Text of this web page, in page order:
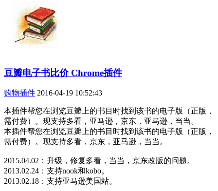
豆瓣电子书比价 Chrome插件
购物插件 2016-04-19 10:52:43
本插件帮您在浏览豆瓣上的书目时找到该书的电子版（正版，
需付费）。现支持多看，亚马逊，京东，亚马逊，当当。
本插件帮您在浏览豆瓣上的书目时找到该书的电子版（正版，
需付费）。现支持多看，京东，亚马逊，当当。
2015.04.02：升级，修复多看，当当，京东改版的问题。
2013.02.24：支持nook和kobo。
2013.02.18：支持亚马逊美国站。